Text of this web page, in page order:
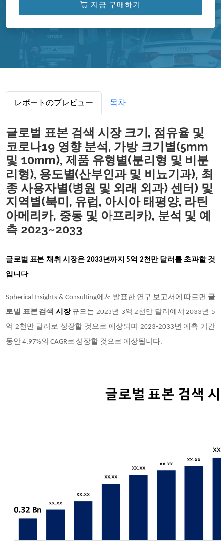
지금 구매하기
レポートのプレビュー 목차
글로벌 표본 검색 시장 크기, 점유율 및
코로나19 영향 분석, 가방 크기별(5mm
및 10mm), 제품 유형별(분리형 및 비분
리형), 용도별(산부인과 및 비뇨기과), 최
종 사용자별(병원 및 외래 외과) 센터) 및
지역별(북미, 유럽, 아시아 태평양, 라틴
아메리카, 중동 및 아프리카), 분석 및 예
측 2023~2033
글로벌 표본 채취시장은 2033년까지 5억 2천만 달러를 초과할 것
입니다
Spherical Insights & Consulting에서 발표한 연구 보고서에 따르면 글
로벌 표본 검색 시장 규모는 2023년 3억 2천만 달러에서 2033년 5
억 2천만 달러로 성장할 것으로 예상되며 2023-2033년 예측 기간
동안 4.97%의 CAGR로 성장할 것으로 예상됩니다.